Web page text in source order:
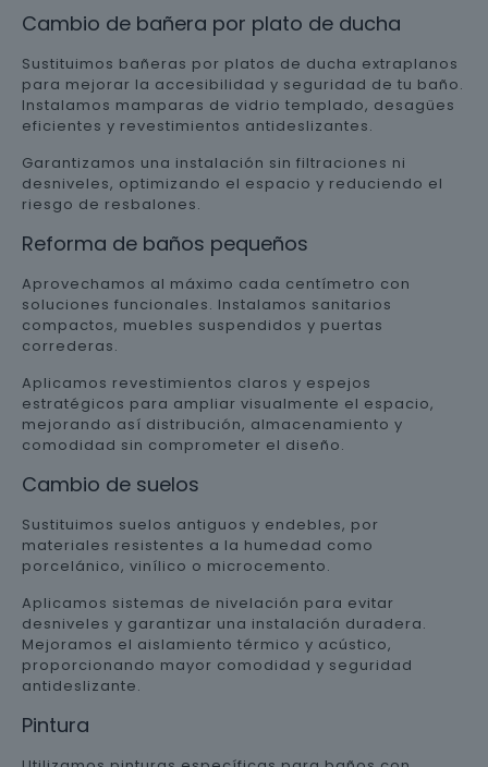
Cambio de bañera por plato de ducha
Sustituimos bañeras por platos de ducha extraplanos
para mejorar la accesibilidad y seguridad de tu baño.
Instalamos mamparas de vidrio templado, desagües
eficientes y revestimientos antideslizantes.
Garantizamos una instalación sin filtraciones ni
desniveles, optimizando el espacio y reduciendo el
riesgo de resbalones.
Reforma de baños pequeños
Aprovechamos al máximo cada centímetro con
soluciones funcionales. Instalamos sanitarios
compactos, muebles suspendidos y puertas
correderas.
Aplicamos revestimientos claros y espejos
estratégicos para ampliar visualmente el espacio,
mejorando así distribución, almacenamiento y
comodidad sin comprometer el diseño.
Cambio de suelos
Sustituimos suelos antiguos y endebles, por
materiales resistentes a la humedad como
porcelánico, vinílico o microcemento.
Aplicamos sistemas de nivelación para evitar
desniveles y garantizar una instalación duradera.
Mejoramos el aislamiento térmico y acústico,
proporcionando mayor comodidad y seguridad
antideslizante.
Pintura